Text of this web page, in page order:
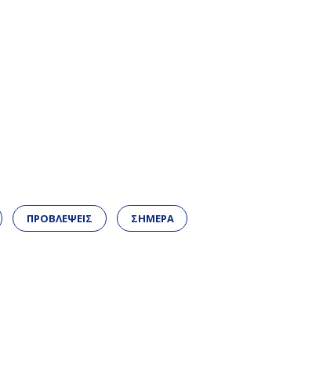
ΠΡΟΒΛΕΨΕΙΣ ΣΗΜΕΡΑ